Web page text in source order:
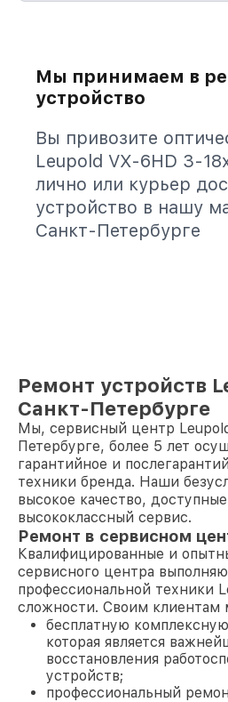
Мы принимаем в
устройство
Вы привозите
Leupold VX-6HD 3-
лично или курьер
устройство в нашу
Санкт-Петербурге
Ремонт устройств
Санкт-Петербурге
Мы, сервисный центр
Петербурге, более 5 лет
гарантийное и
техники бренда. Наши
высокое качество,
высококлассный сервис.
Ремонт в сервисном
Квалифицированные и
сервисного центра
профессиональной техники
сложности. Своим клиентам
бесплатную
которая является
восстановления
устройств;
профессиональный